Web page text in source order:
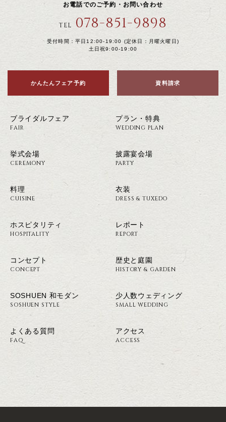
お電話でのご予約・お問い合わせ
TEL 078-851-9898
受付時間：平日12:00-19:00 (定休日：月曜火曜日)
土日祝9:00-19:00
かんたんフェア予約 資料請求
ブライダルフェア
FAIR
プラン・特典
WEDDING PLAN
挙式会場
CEREMONY
披露宴会場
PARTY
料理
CUISINE
衣装
DRESS & TUXEDO
ホスピタリティ
HOSPITALITY
レポート
REPORT
コンセプト
CONCEPT
歴史と庭園
HISTORY & GARDEN
SOSHUEN 和モダン
SOSHUEN STYLE
少人数ウェディング
SMALL WEDDING
よくある質問
FAQ
アクセス
ACCESS